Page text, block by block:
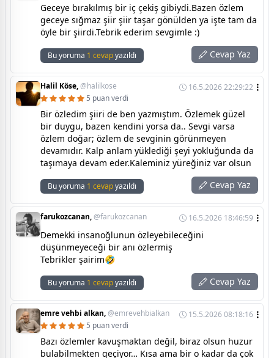
Geceye bırakılmış bir iç çekiş gibiydi.Bazen özlem
geceye sığmaz şiir şiir taşar gönülden ya işte tam da
öyle bir şiirdi.Tebrik ederim sevgimle :)
Bu yoruma 1 cevapyazıldı Cevap Yaz
Halil Köse,@halilkose
16.5.2026 22:29:22
5 puan verdi
Bir özledim şiiri de ben yazmıştım. Özlemek güzel
bir duygu, bazen kendini yorsa da.. Sevgi varsa
özlem doğar; özlem de sevginin görünmeyen
devamıdır. Kalp anlam yüklediği şeyi yokluğunda da
taşımaya devam eder.Kaleminiz yüreğiniz var olsun
Bu yoruma 1 cevapyazıldı Cevap Yaz
farukozcanan,@farukozcanan 16.5.2026 18:46:59
Demekki insanoğlunun özleyebileceğini
düşünmeyeceği bir anı özlermiş
Tebrikler şairim🤣
Bu yoruma 1 cevapyazıldı Cevap Yaz
emre vehbi alkan,@emrevehbialkan
15.5.2026 08:18:16
5 puan verdi
Bazı özlemler kavuşmaktan değil, biraz olsun huzur
bulabilmekten geçiyor… Kısa ama bir o kadar da çok